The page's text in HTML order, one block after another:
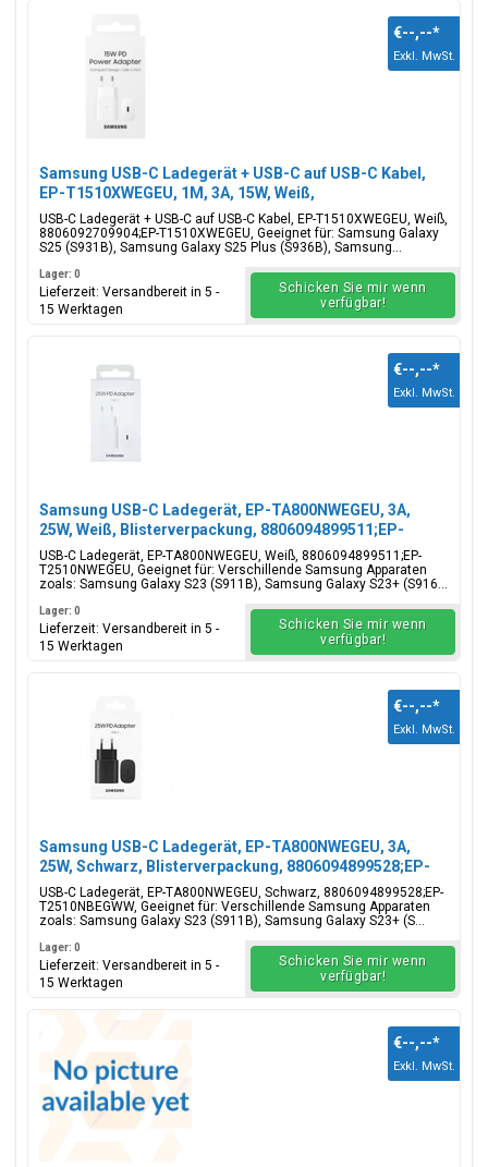
Samsung USB-C Ladegerät + USB-C auf USB-C Kabel,
EP-T1510XWEGEU, 1M, 3A, 15W, Weiß,
Blisterverpackung, 8806092709904;EP-T1510XWEGEU
USB-C Ladegerät + USB-C auf USB-C Kabel, EP-T1510XWEGEU, Weiß,
8806092709904;EP-T1510XWEGEU, Geeignet für: Samsung Galaxy
S25 (S931B), Samsung Galaxy S25 Plus (S936B), Samsung...
€--,--*
Exkl. MwSt.
Lager: 0
Lieferzeit: Versandbereit in 5 -
15 Werktagen
Schicken Sie mir wenn
verfügbar!
Samsung USB-C Ladegerät, EP-TA800NWEGEU, 3A,
25W, Weiß, Blisterverpackung, 8806094899511;EP-
T2510NWEGEU
USB-C Ladegerät, EP-TA800NWEGEU, Weiß, 8806094899511;EP-
T2510NWEGEU, Geeignet für: Verschillende Samsung Apparaten
zoals: Samsung Galaxy S23 (S911B), Samsung Galaxy S23+ (S916...
€--,--*
Exkl. MwSt.
Lager: 0
Lieferzeit: Versandbereit in 5 -
15 Werktagen
Schicken Sie mir wenn
verfügbar!
Samsung USB-C Ladegerät, EP-TA800NWEGEU, 3A,
25W, Schwarz, Blisterverpackung, 8806094899528;EP-
T2510NBEGWW
USB-C Ladegerät, EP-TA800NWEGEU, Schwarz, 8806094899528;EP-
T2510NBEGWW, Geeignet für: Verschillende Samsung Apparaten
zoals: Samsung Galaxy S23 (S911B), Samsung Galaxy S23+ (S...
€--,--*
Exkl. MwSt.
Lager: 0
Lieferzeit: Versandbereit in 5 -
15 Werktagen
Schicken Sie mir wenn
verfügbar!
€--,--*
Exkl. MwSt.